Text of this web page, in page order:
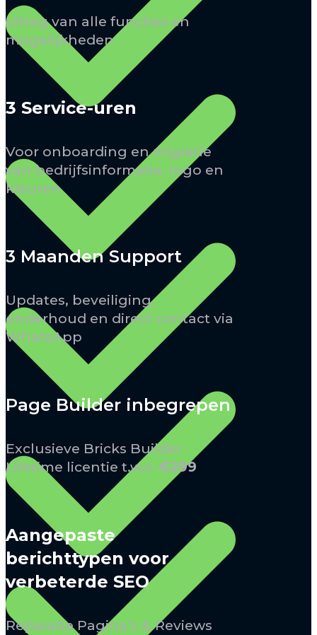
Uitleg van alle functies en
mogelijkheden
3 Service-uren
Voor onboarding en migratie
van bedrijfsinformatie, logo en
kleuren
3 Maanden Support
Updates, beveiliging,
onderhoud en direct contact via
WhatsApp
Page Builder inbegrepen
Exclusieve Bricks Builder
Lifetime licentie t.w.v. €299
Aangepaste
berichttypen voor
verbeterde SEO
Reparatie Pagina’s & Reviews